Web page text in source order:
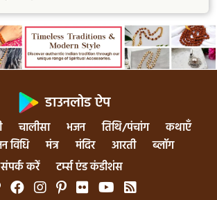
डाउनलोड ऐप
चालीसा भजन तिथि/पंचांग
कथाएँ
विधि मंत्र मंदिर आरती
ब्लॉग
संपर्क करें
टर्म्स एंड कंडीशंस